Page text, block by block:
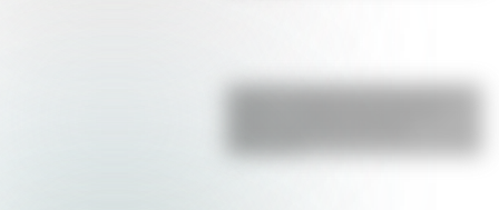
La gran hazaña del Cruce de los